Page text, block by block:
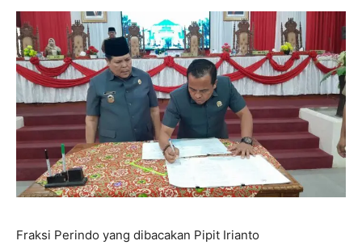
Fraksi Perindo yang dibacakan Pipit Irianto